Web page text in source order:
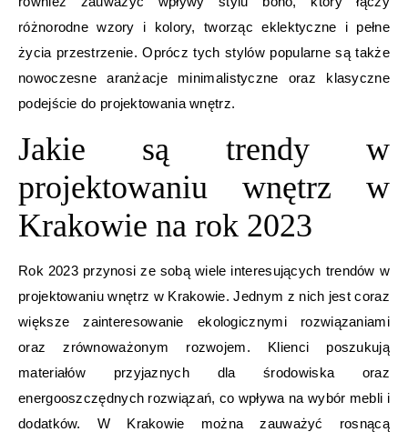
różnorodne wzory i kolory, tworząc eklektyczne i pełne
życia przestrzenie. Oprócz tych stylów popularne są także
nowoczesne aranżacje minimalistyczne oraz klasyczne
podejście do projektowania wnętrz.
Jakie są trendy w
projektowaniu wnętrz w
Krakowie na rok 2023
Rok 2023 przynosi ze sobą wiele interesujących trendów w
projektowaniu wnętrz w Krakowie. Jednym z nich jest coraz
większe zainteresowanie ekologicznymi rozwiązaniami
oraz zrównoważonym rozwojem. Klienci poszukują
materiałów przyjaznych dla środowiska oraz
energooszczędnych rozwiązań, co wpływa na wybór mebli i
dodatków. W Krakowie można zauważyć rosnącą